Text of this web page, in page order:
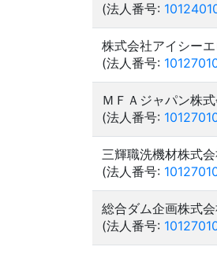
(法人番号:
株式会社アイシー
(法人番号:
ＭＦＡジャパン株
(法人番号:
三輝職洗機材株式
(法人番号:
総合ダム企画株式
(法人番号: